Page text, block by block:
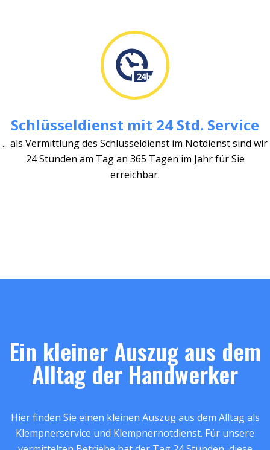
Schlüsseldienst mit 24 Std. Service
... als Vermittlung des Schlüsseldienst im Notdienst sind wir
24 Stunden am Tag an 365 Tagen im Jahr für Sie
erreichbar.
Ein kleiner Auszug aus dem
Alltag der Handwerker
Hier finden Sie einen kleinen Auszug aus dem Alltag als
Klempnerservice und Klempnernotdienst. Für unsere